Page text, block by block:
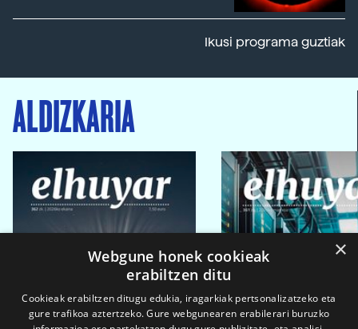
Ikusi programa guztiak
ALDIZKARIA
×
Webgune honek cookieak
erabiltzen ditu
Cookieak erabiltzen ditugu edukia, iragarkiak pertsonalizatzeko eta
gure trafikoa aztertzeko. Gure webgunearen erabilerari buruzko